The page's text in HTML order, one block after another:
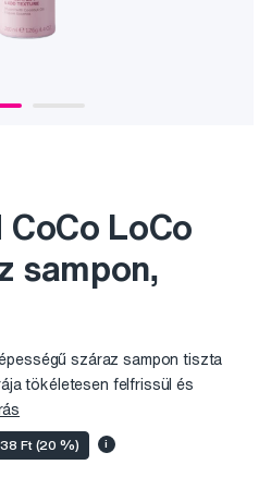
LoCo
sampon,
száraz sampon tiszta
tökéletesen felfrissül és
Ft (20 %) i